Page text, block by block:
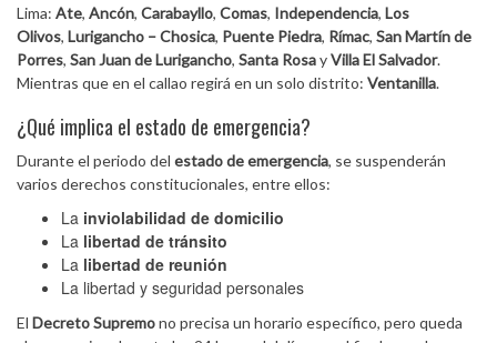
Lima: Ate, Ancón, Carabayllo, Comas, Independencia, Los
Olivos, Lurigancho – Chosica, Puente Piedra, Rímac, San Martín de
Porres, San Juan de Lurigancho, Santa RosayVilla El Salvador.
Mientras que en el callao regirá en un solo distrito: Ventanilla.
¿Qué implica el estado de emergencia?
Durante el periodo del estado de emergencia, se suspenderán
varios derechos constitucionales, entre ellos:
La inviolabilidad de domicilio
La libertad de tránsito
La libertad de reunión
La libertad y seguridad personales
El Decreto Supremono precisa un horario específico, pero queda